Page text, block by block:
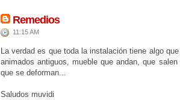
Remedios
11:15 AM
La verdad es que toda la instalación tiene algo
animados antiguos, mueble que andan, que
que se deforman...
Saludos muvidi